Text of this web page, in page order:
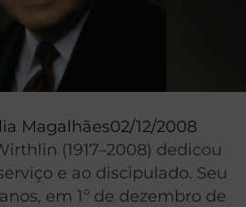
Magalhães02/12/2008
(1917–2008) dedicou
e ao discipulado. Seu
em 1º de dezembro de